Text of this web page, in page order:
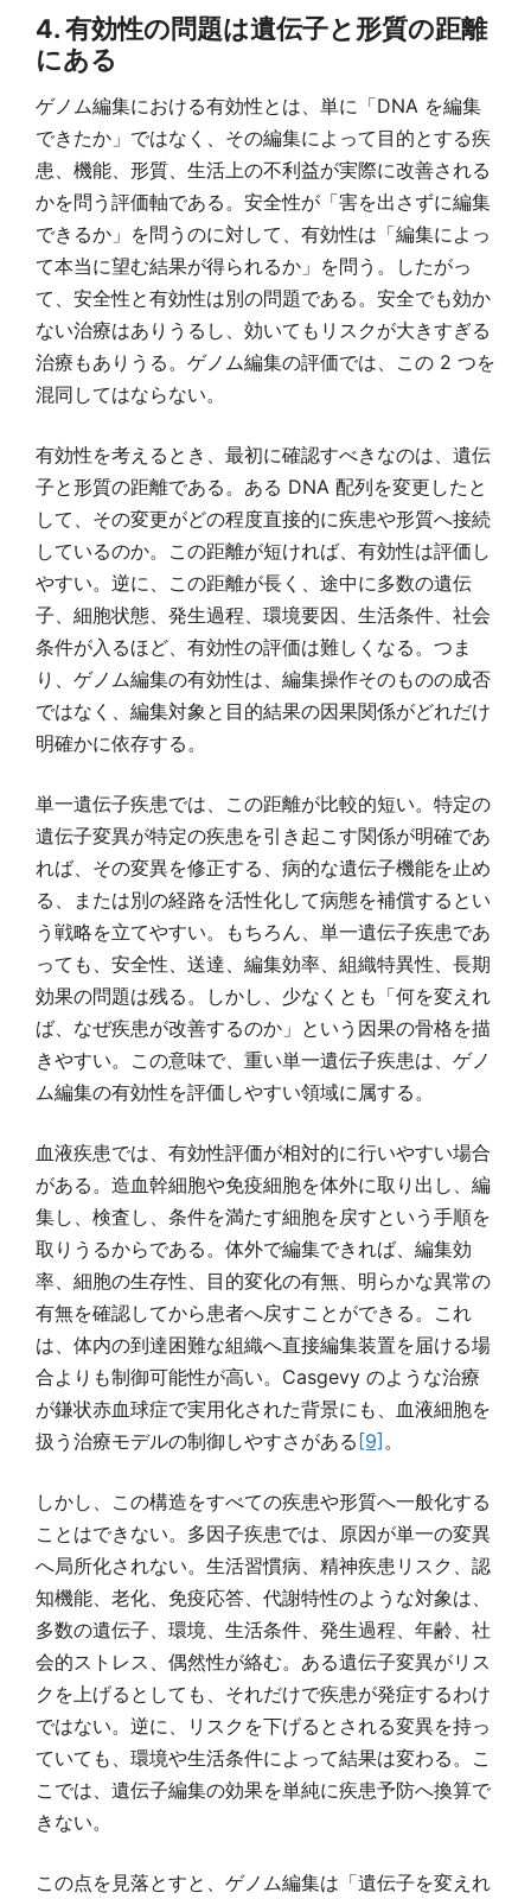
4. 有効性の問題は遺伝子と形質の距離
にある
ゲノム編集における有効性とは、単に「DNA を編集
できたか」ではなく、その編集によって目的とする疾
患、機能、形質、生活上の不利益が実際に改善される
かを問う評価軸である。安全性が「害を出さずに編集
できるか」を問うのに対して、有効性は「編集によっ
て本当に望む結果が得られるか」を問う。したがっ
て、安全性と有効性は別の問題である。安全でも効か
ない治療はありうるし、効いてもリスクが大きすぎる
治療もありうる。ゲノム編集の評価では、この 2 つを
混同してはならない。
有効性を考えるとき、最初に確認すべきなのは、遺伝
子と形質の距離である。ある DNA 配列を変更したと
して、その変更がどの程度直接的に疾患や形質へ接続
しているのか。この距離が短ければ、有効性は評価し
やすい。逆に、この距離が長く、途中に多数の遺伝
子、細胞状態、発生過程、環境要因、生活条件、社会
条件が入るほど、有効性の評価は難しくなる。つま
り、ゲノム編集の有効性は、編集操作そのものの成否
ではなく、編集対象と目的結果の因果関係がどれだけ
明確かに依存する。
単一遺伝子疾患では、この距離が比較的短い。特定の
遺伝子変異が特定の疾患を引き起こす関係が明確であ
れば、その変異を修正する、病的な遺伝子機能を止め
る、または別の経路を活性化して病態を補償するとい
う戦略を立てやすい。もちろん、単一遺伝子疾患であ
っても、安全性、送達、編集効率、組織特異性、長期
効果の問題は残る。しかし、少なくとも「何を変えれ
ば、なぜ疾患が改善するのか」という因果の骨格を描
きやすい。この意味で、重い単一遺伝子疾患は、ゲノ
ム編集の有効性を評価しやすい領域に属する。
血液疾患では、有効性評価が相対的に行いやすい場合
がある。造血幹細胞や免疫細胞を体外に取り出し、編
集し、検査し、条件を満たす細胞を戻すという手順を
取りうるからである。体外で編集できれば、編集効
率、細胞の生存性、目的変化の有無、明らかな異常の
有無を確認してから患者へ戻すことができる。これ
は、体内の到達困難な組織へ直接編集装置を届ける場
合よりも制御可能性が高い。Casgevy のような治療
が鎌状赤血球症で実用化された背景にも、血液細胞を
扱う治療モデルの制御しやすさがある[9] 。
しかし、この構造をすべての疾患や形質へ一般化する
ことはできない。多因子疾患では、原因が単一の変異
へ局所化されない。生活習慣病、精神疾患リスク、認
知機能、老化、免疫応答、代謝特性のような対象は、
多数の遺伝子、環境、生活条件、発生過程、年齢、社
会的ストレス、偶然性が絡む。ある遺伝子変異がリス
クを上げるとしても、それだけで疾患が発症するわけ
ではない。逆に、リスクを下げるとされる変異を持っ
ていても、環境や生活条件によって結果は変わる。こ
こでは、遺伝子編集の効果を単純に疾患予防へ換算で
きない。
この点を見落とすと、ゲノム編集は「遺伝子を変えれ